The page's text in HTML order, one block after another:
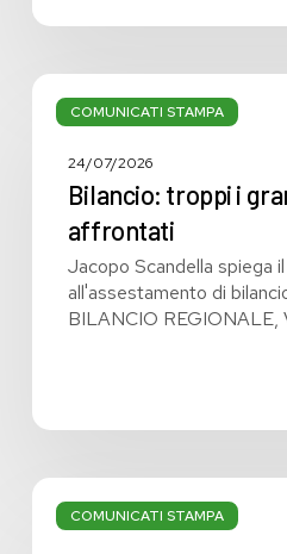
COMUNICATI STAMPA
Bilancio:
troppi
grandi
affrontati
24/07/2026
Bilancio: troppi i
affrontati
Jacopo Scandella spiega
all'assestamento di
BILANCIO REGIONALE,
COMUNICATI STAMPA
Bilancio
regionale: